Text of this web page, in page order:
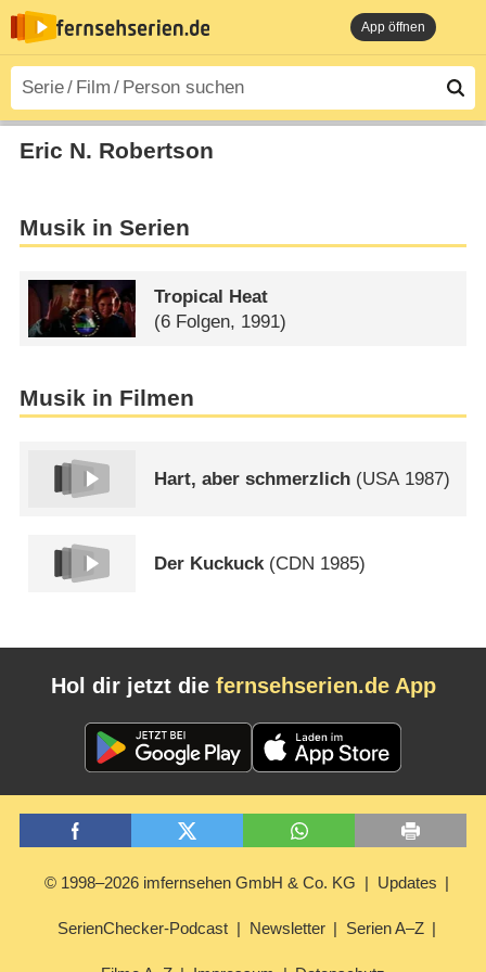
App öffnen
Eric N. Robertson
Musik in Serien
Tropical Heat
(6 Folgen, 1991)
Musik in Filmen
Hart, aber schmerzlich (USA1987)
Der Kuckuck(CDN 1985)
Hol dir jetzt die fernsehserien.de App
© 1998–2026 imfernsehen GmbH & Co. KG Updates
SerienChecker-Podcast Newsletter Serien A–Z